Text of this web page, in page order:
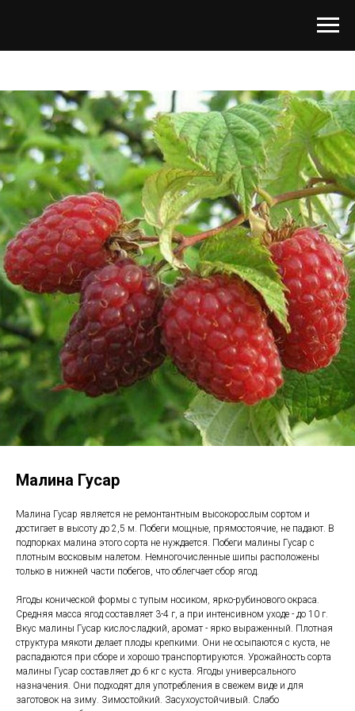
Малина Гусар
Малина Гусар является не ремонтантным высокорослым сортом и
достигает в высоту до 2,5 м. Побеги мощные, прямостоячие, не падают. В
подпорках малина этого сорта не нуждается. Побеги малины Гусар с
плотным восковым налетом. Немногочисленные шипы расположены
только в нижней части побегов, что облегчает сбор ягод.
Ягоды конической формы с тупым носиком, ярко-рубинового окраса.
Средняя масса ягод составляет 3-4 г, а при интенсивном уходе - до 10 г.
Вкус малины Гусар кисло-сладкий, аромат - ярко выраженный. Плотная
структура мякоти делает плоды крепкими. Они не осыпаются с куста, не
распадаются при сборе и хорошо транспортируются. Урожайность сорта
малины Гусар составляет до 6 кг с куста. Ягоды универсального
назначения. Они подходят для употребления в свежем виде и для
заготовок на зиму. Зимостойкий. Засухоустойчивый. Слабо